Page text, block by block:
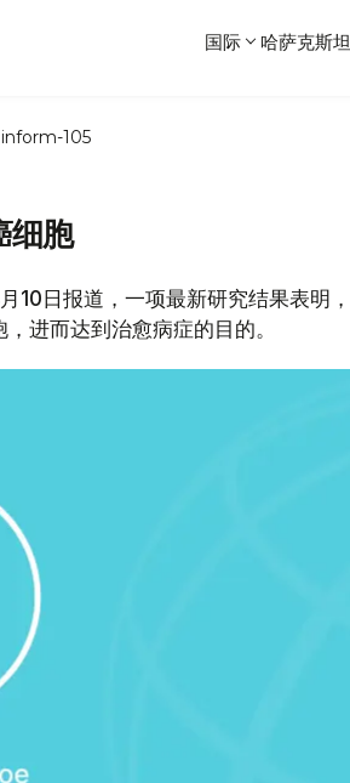
国际 哈萨克斯坦
105
细胞
10日报道，一项最新研究结果表明，
进而达到治愈病症的目的。